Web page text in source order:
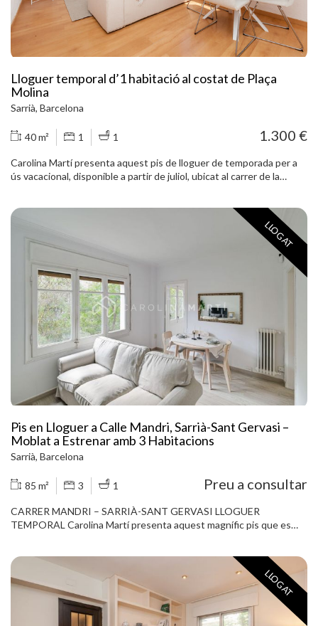
Lloguer temporal d’1 habitació al costat de Plaça
Molina
Sarrià, Barcelona
40 m² 1 1 1.300 €
Carolina Martí presenta aquest pis de lloguer de temporada per a
ús vacacional, disponible a partir de juliol, ubicat al carrer de la
Barcelona. L’habitatge es troba en una quarta planta exterior i
destaca per la seva lluminositat, la seva orientació sud i la seva
ubicació en una de les zones residencials més còmodes i ben
comunicades de la ciutat. Es troba en una finca en bon estat, al
costat de Plaça la Torre, envoltada de comerços, serveis i transport
públic. El pis compta amb 45 m² construïts i una distribució pràctica
i funcional per a estades temporals. Disposa d’un saló-menjador
d’aproximadament 10 m², una cuina independent equipada amb
electrodomèstics, una habitació doble i un bany complet.
L’habitatge es lliura moblat i equipat, llest per entrar-hi a viure. A
més, disposa de finestres d’alumini, cuina de gas natural, aire
condicionat i porter automàtic. Les despeses de comunitat estan
incloses en el preu. La finca ofereix accés a un ampli terrat
comunitari, un espai ideal per gaudir de l’aire lliure en ple Barcelona.
Contracte màxim d’11 mesos. Contacti amb nosaltres per a més
LLOGAT
Pis en Lloguer a Calle Mandri, Sarrià-Sant Gervasi –
Moblat a Estrenar amb 3 Habitacions
Sarrià, Barcelona
85 m² 3 1 Preu a consultar
CARRER MANDRI – SARRIÀ-SANT GERVASI LLOGUER
TEMPORAL Carolina Martí presenta aquest magnífic pis que es
addicionals, ambdues amb capacitat per a llit doble, a més d´un bany
complet. El saló destaca per la seva amplitud i lluminositat, situat a
una finca amb ascensor. Ubicat en una de les millors zones de
Sarrià-Sant Gervasi, envoltat de tots els serveis i excel·lents
comunicacions. No perdi l'oportunitat i truqui'ns per concertar una
LLOGAT